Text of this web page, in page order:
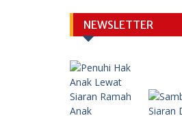
NEWSLETTER